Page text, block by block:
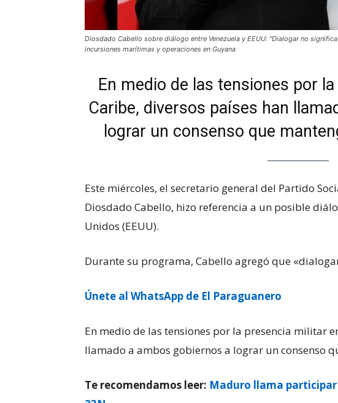
Diosdado Cabello sobre diálogo entre Venezuela y EEUU: "Dialogar no
incursiones marítimas y operaciones en Guyana
En medio de las tensiones por
Caribe, diversos países han
lograr un consenso que
Este miércoles, el secretario general del Partido
Diosdado Cabello, hizo referencia a un posible
Unidos (EEUU).
Durante su programa, Cabello agregó que
Únete al WhatsApp de El Paraguanero
En medio de las tensiones por la presencia militar
llamado a ambos gobiernos a lograr un consenso
Te recomendamos leer: Maduro llama